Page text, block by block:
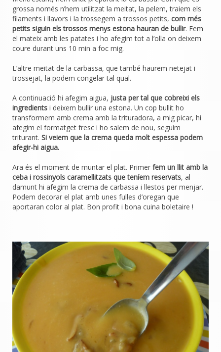
grossa només n’hem utilitzat la meitat, la pelem, traiem els
filaments i llavors i la trossegem a trossos petits, com més
petits siguin els trossos menys estona hauran de bullir. Fem
el mateix amb les patates i ho afegim tot a l’olla on deixem
coure durant uns 10 min a foc mig.
L’altre meitat de la carbassa, que també haurem netejat i
trossejat, la podem congelar tal qual.
A continuació hi afegim aigua, justa per tal que cobreixi els
ingredients i deixem bullir una estona. Un cop bullit ho
transformem amb crema amb la trituradora, a mig picar, hi
afegim el formatget fresc i ho salem de nou, seguim
triturant. Si veiem que la crema queda molt espessa podem
afegir-hi aigua.
Ara és el moment de muntar el plat. Primer fem un llit amb la
ceba i rossinyols caramel·litzats que teníem reservats, al
damunt hi afegim la crema de carbassa i llestos per menjar.
Podem decorar el plat amb unes fulles d’oregan que
aportaran color al plat. Bon profit i bona cuina boletaire !